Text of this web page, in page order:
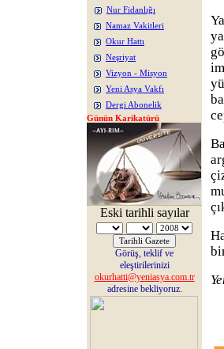
Nur Fidanlığı
Namaz Vakitleri
Okur Hattı
Neşriyat
Vizyon - Misyon
Yeni Asya Vakfı
Dergi Abonelik
Günün Karikatürü
Eski tarihli sayılar
Görüş, teklif ve
eleştirilerinizi
okurhatti@yeniasya.com.tr
adresine bekliyoruz.